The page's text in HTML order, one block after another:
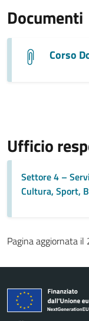
Documenti
Corso
Ufficio
Settore 4 –
Cultura, Sport,
Pagina aggiornata